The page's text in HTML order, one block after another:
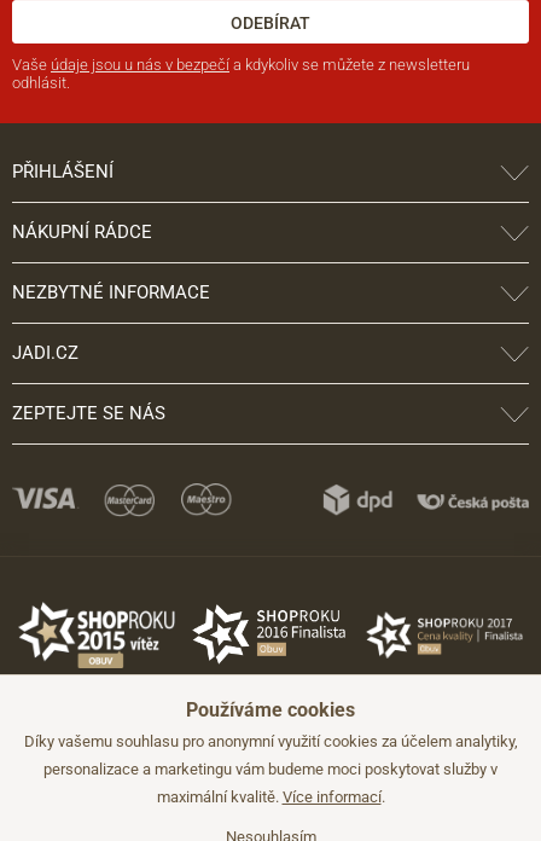
ODEBÍRAT
Vaše údaje jsou u nás v bezpečí a kdykoliv se můžete z newsletteru
odhlásit.
PŘIHLÁŠENÍ
NÁKUPNÍ RÁDCE
NEZBYTNÉ INFORMACE
JADI.CZ
ZEPTEJTE SE NÁS
©2026 JADI.cz. Užití materiálů bez souhlasu není možné.
Používáme cookies
Díky vašemu souhlasu pro anonymní využití cookies za účelem analytiky,
personalizace a marketingu vám budeme moci poskytovat služby v
maximální kvalitě. Více informací.
Nesouhlasím